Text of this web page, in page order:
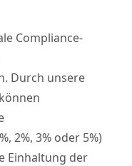
Compliance-
Durch unsere
2%, 3% oder 5%)
Einhaltung der